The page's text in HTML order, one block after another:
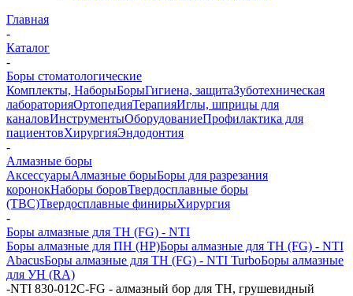
Главная
-
Каталог
-
Боры стоматологические
Комплекты, НаборыБорыГигиена, защитаЗуботехническая
лабораторияОртопедияТерапияИглы, шприцы для
каналовИнструментыОборудованиеПрофилактика для
пациентовХирургияЭндодонтия
-
Алмазные боры
АксессуарыАлмазные борыБоры для разрезания
коронокНаборы боровТвердосплавные боры
(ТВС)Твердосплавные финирыХирургия
-
Боры алмазные для ТН (FG) - NTI
Боры алмазные для ПН (HP)Боры алмазные для ТН (FG) - NTI
AbacusБоры алмазные для ТН (FG) - NTI TurboБоры алмазные
для УН (RA)
-NTI 830-012C-FG - алмазный бор для ТН, грушевидный